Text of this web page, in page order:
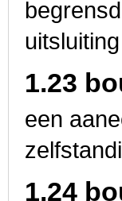
1.23
een
1.24